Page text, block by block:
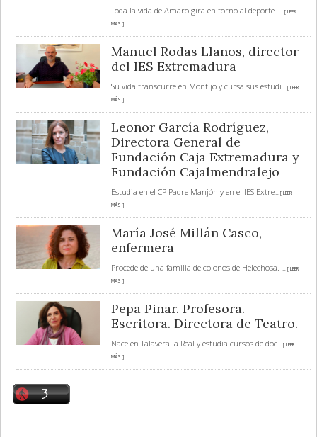
Toda la vida de Amaro gira en torno al deporte. ... [ LEER
MÁS ]
Manuel Rodas Llanos, director
del IES Extremadura
Su vida transcurre en Montijo y cursa sus estudi... [ LEER
MÁS ]
Leonor García Rodríguez,
Directora General de
Fundación Caja Extremadura y
Fundación Cajalmendralejo
Estudia en el CP Padre Manjón y en el IES Extre... [ LEER
MÁS ]
María José Millán Casco,
enfermera
Procede de una familia de colonos de Helechosa. ... [ LEER
MÁS ]
Pepa Pinar. Profesora.
Escritora. Directora de Teatro.
Nace en Talavera la Real y estudia cursos de doc... [ LEER
MÁS ]